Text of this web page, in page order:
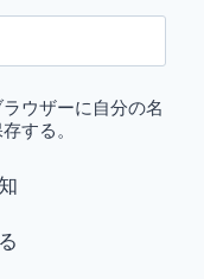
ウザーに自分の名
する。